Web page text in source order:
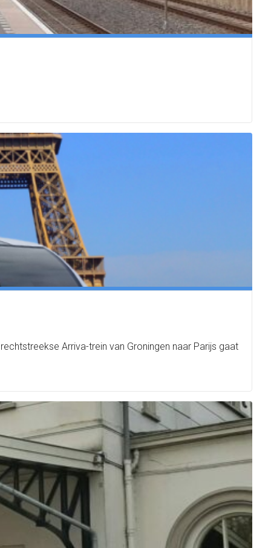
Arriva-trein van Groningen naar Parijs gaat